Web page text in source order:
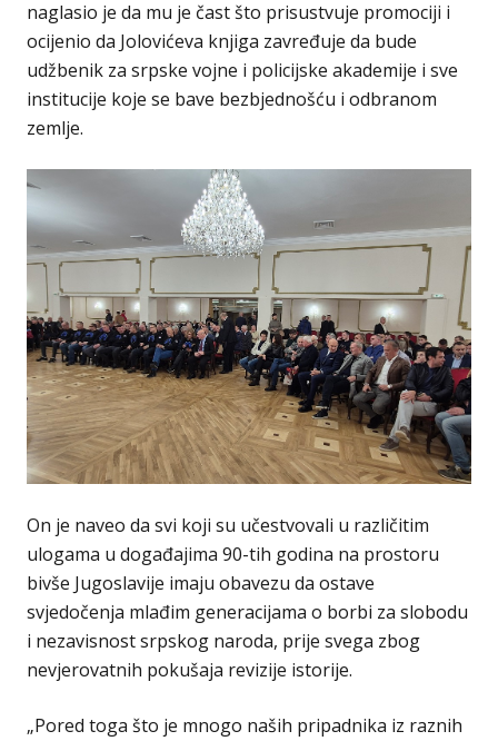
naglasio je da mu je čast što prisustvuje promociji i
ocijenio da Jolovićeva knjiga zavređuje da bude
udžbenik za srpske vojne i policijske akademije i sve
institucije koje se bave bezbjednošću i odbranom
zemlje.
On je naveo da svi koji su učestvovali u različitim
ulogama u događajima 90-tih godina na prostoru
bivše Jugoslavije imaju obavezu da ostave
svjedočenja mlađim generacijama o borbi za slobodu
i nezavisnost srpskog naroda, prije svega zbog
nevjerovatnih pokušaja revizije istorije.
„Pored toga što je mnogo naših pripadnika iz raznih